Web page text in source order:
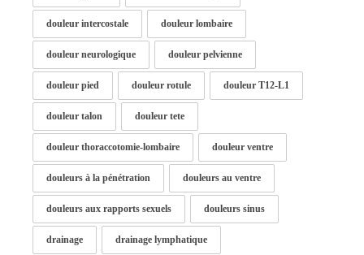
douleur intercostale douleur lombaire
douleur neurologique douleur pelvienne
douleur pied douleur rotule douleur T12-L1
douleur talon douleur tete
douleur thoraccotomie-lombaire douleur ventre
douleurs à la pénétration douleurs au ventre
douleurs aux rapports sexuels douleurs sinus
drainage drainage lymphatique